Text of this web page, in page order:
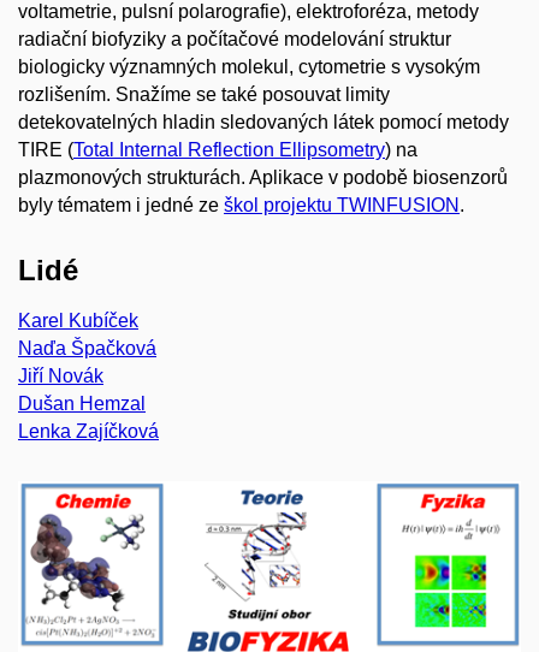
voltametrie, pulsní polarografie), elektroforéza, metody
radiační biofyziky a počítačové modelování struktur
biologicky významných molekul, cytometrie s vysokým
rozlišením. Snažíme se také posouvat limity
detekovatelných hladin sledovaných látek pomocí metody
TIRE (Total Internal Reflection Ellipsometry) na
plazmonových strukturách. Aplikace v podobě biosenzorů
byly tématem i jedné ze škol projektu TWINFUSION .
Lidé
Karel Kubíček
Naďa Špačková
Jiří Novák
Dušan Hemzal
Lenka Zajíčková